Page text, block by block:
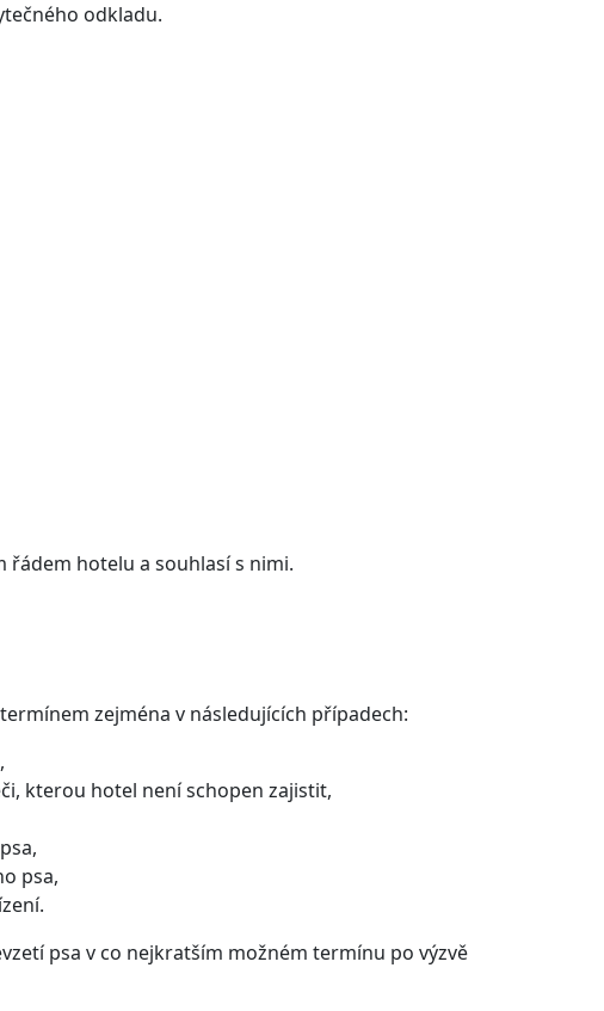
odkladu.
řádem hotelu a souhlasí s nimi.
zejména v následujících případech:
kterou hotel není schopen zajistit,
psa,
psa v co nejkratším možném termínu po výzvě